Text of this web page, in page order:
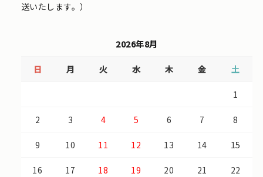
送いたします。）
2026年8月
日 月 火 水 木 金 土
1
2 3 4 5 6 7 8
9 10 11 12 13 14 15
16 17 18 19 20 21 22